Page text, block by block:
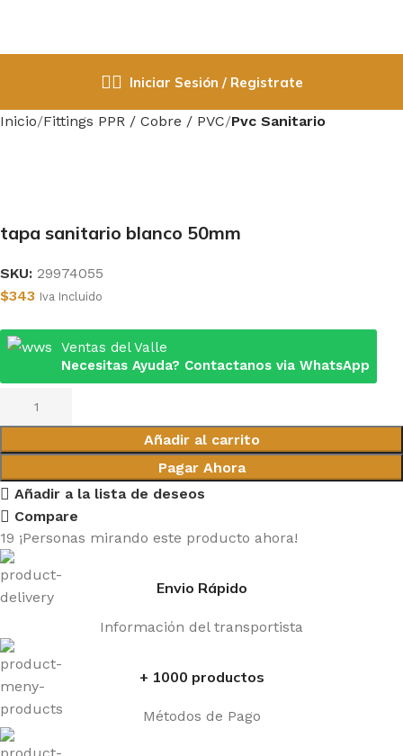
Iniciar Sesión / Registrate
Inicio Fittings PPR / Cobre / PVC Pvc Sanitario
tapa sanitario blanco 50mm
SKU: 29974055
$343 Iva Incluido
Ventas del Valle
Necesitas Ayuda? Contactanos via WhatsApp
Añadir al carrito
Pagar Ahora
Añadir a la lista de deseos
Compare
19 ¡Personas mirando este producto ahora!
Envio Rápido
Información del transportista
+ 1000 productos
Métodos de Pago